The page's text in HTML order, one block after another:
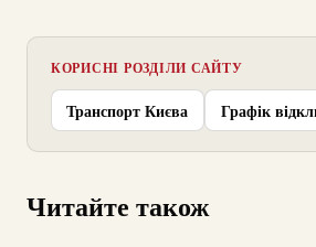
КОРИСНІ РОЗДІЛИ САЙТУ
Транспорт Києва Графік
Читайте також